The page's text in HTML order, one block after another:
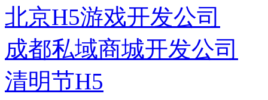
北京H5游戏开发公司
成都私域商城开发公司
清明节H5